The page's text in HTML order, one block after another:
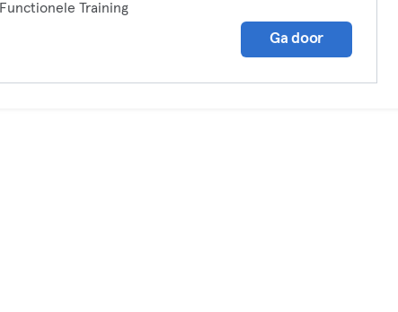
Functionele Training
Ga door